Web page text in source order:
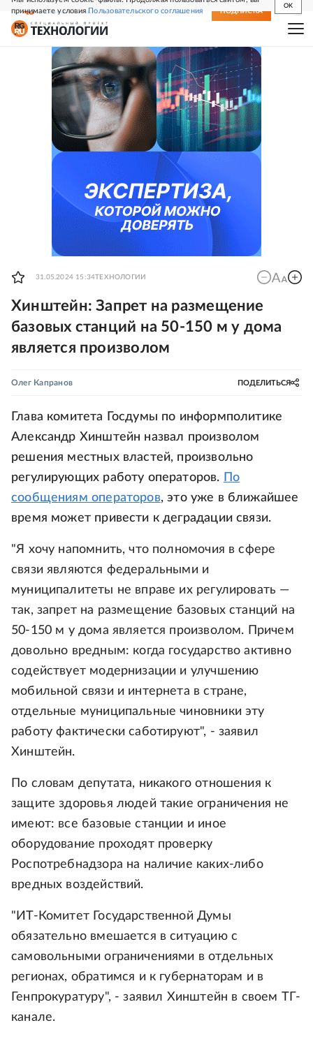
принимаете условияПользовательского соглашения
OK
СВЕЖИЙ НОМЕР ПОДПИСКА
31.05.2024 15:34ТЕХНОЛОГИИ
Хинштейн: Запрет на размещение
базовых станций на 50-150 м у дома
является произволом
Олег Капранов ПОДЕЛИТЬСЯ
Глава комитета Госдумы по информполитике
Александр Хинштейн назвал произволом
решения местных властей, произвольно
регулирующих работу операторов. По
сообщениям операторов, это уже в ближайшее
время может привести к деградации связи.
"Я хочу напомнить, что полномочия в сфере
связи являются федеральными и
муниципалитеты не вправе их регулировать —
так, запрет на размещение базовых станций на
50-150 м у дома является произволом. Причем
довольно вредным: когда государство активно
содействует модернизации и улучшению
мобильной связи и интернета в стране,
отдельные муниципальные чиновники эту
работу фактически саботируют", - заявил
Хинштейн.
По словам депутата, никакого отношения к
защите здоровья людей такие ограничения не
имеют: все базовые станции и иное
оборудование проходят проверку
Роспотребнадзора на наличие каких-либо
вредных воздействий.
"ИТ-Комитет Государственной Думы
обязательно вмешается в ситуацию с
самовольными ограничениями в отдельных
регионах, обратимся и к губернаторам и в
Генпрокуратуру", - заявил Хинштейн в своем ТГ-
канале.